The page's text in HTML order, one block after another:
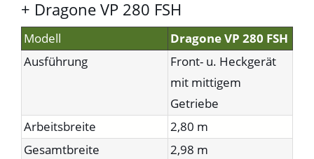
+ Dragone VP 280 FSH
Modell
Dragone VP 280 FSH
Ausführung
Front- u. Heckgerät
mit mittigem
Getriebe
Arbeitsbreite
2,80 m
Gesamtbreite
2,98 m